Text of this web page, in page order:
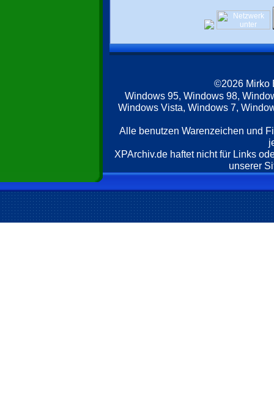
©2026 Mirko
Windows 95, Windows 98,
Windows Vista, Windows 7,
Alle benutzen Warenzeichen und
XPArchiv.de haftet nicht für Links
unserer